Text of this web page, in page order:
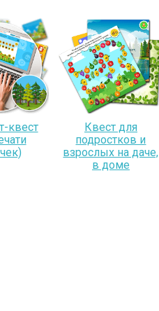
квест
Квест для
подростков и
взрослых на даче,
в доме